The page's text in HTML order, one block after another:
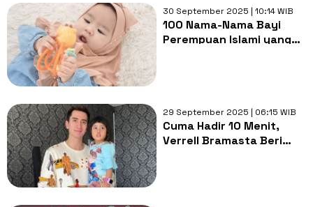
30 September 2025 | 10:14 WIB
100 Nama-Nama Bayi
Perempuan Islami yang
29 September 2025 | 06:15 WIB
Cuma Hadir 10 Menit,
Verrell Bramasta Beri